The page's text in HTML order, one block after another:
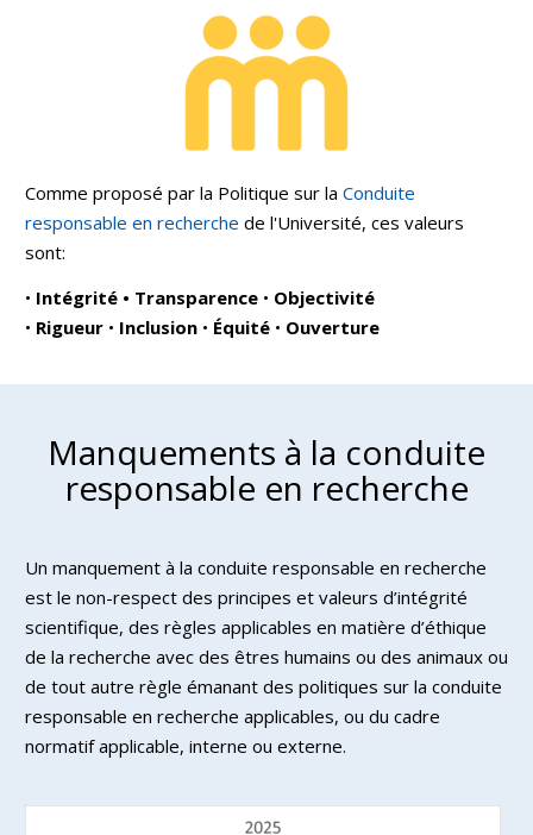
Comme proposé par la Politique sur la Conduite
responsable en recherche de l'Université, ces valeurs
sont:
• Intégrité • Transparence • Objectivité
• Rigueur • Inclusion • Équité • Ouverture
Manquements à la conduite
responsable en recherche
Un manquement à la conduite responsable en recherche
est le non-respect des principes et valeurs d’intégrité
scientifique, des règles applicables en matière d’éthique
de la recherche avec des êtres humains ou des animaux ou
de tout autre règle émanant des politiques sur la conduite
responsable en recherche applicables, ou du cadre
normatif applicable, interne ou externe.